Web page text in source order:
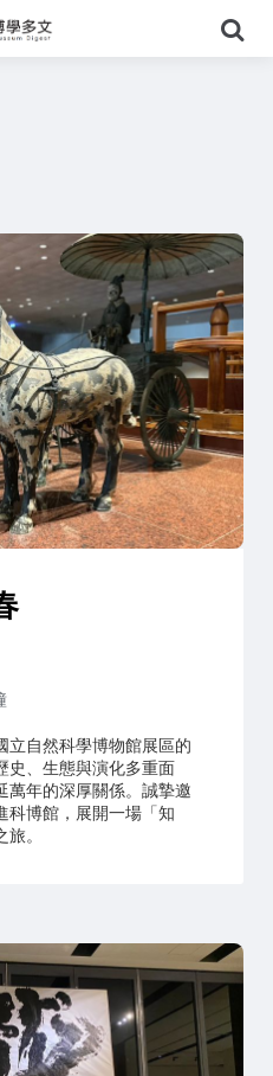
尋
立自然科學博物館展區的
史、生態與演化多重面
萬年的深厚關係。誠摯邀
科博館，展開一場「知
。